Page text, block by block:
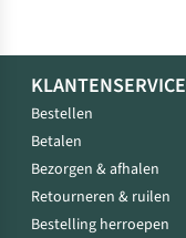
KLANTENSERVICE
Bestellen
Betalen
Bezorgen & afhalen
Retourneren & ruilen
Bestelling herroepen